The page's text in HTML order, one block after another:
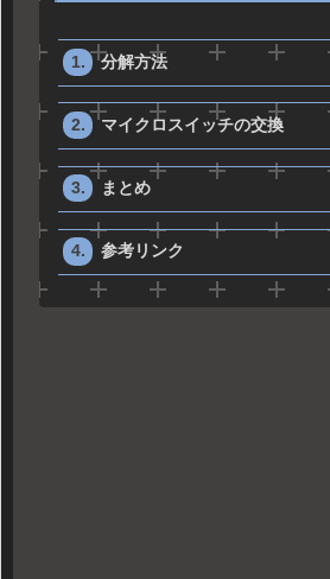
分解方法
マイクロスイッチの交換
まとめ
参考リンク